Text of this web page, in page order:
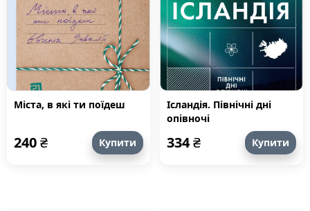
Міста, в які ти поїдеш
240₴ Купити
Ісландія. Північні дні
опівночі
334₴ Купити